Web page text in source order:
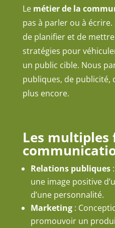
Le métier de la
pas à parler ou à écrire.
de planifier et de
stratégies pour
un public cible. Nous
publiques, de publicité,
plus encore.
Les multiples
Relations publiques:
une image positive
d’une personnalité.
Marketing:
promouvoir un